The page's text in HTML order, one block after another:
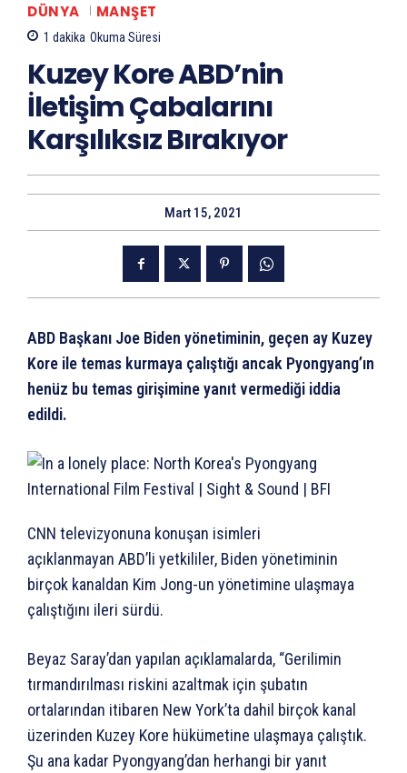
DÜNYA MANŞET
1 dakika Okuma Süresi
Kuzey Kore ABD’nin
İletişim Çabalarını
Karşılıksız Bırakıyor
Mart 15, 2021
ABD Başkanı Joe Biden yönetiminin, geçen ay Kuzey
Kore ile temas kurmaya çalıştığı ancak Pyongyang’ın
henüz bu temas girişimine yanıt vermediği iddia
edildi.
CNN televizyonuna konuşan isimleri
açıklanmayan ABD’li yetkililer, Biden yönetiminin
birçok kanaldan Kim Jong-un yönetimine ulaşmaya
çalıştığını ileri sürdü.
Beyaz Saray’dan yapılan açıklamalarda, “Gerilimin
tırmandırılması riskini azaltmak için şubatın
ortalarından itibaren New York’ta dahil birçok kanal
üzerinden Kuzey Kore hükümetine ulaşmaya çalıştık.
Şu ana kadar Pyongyang’dan herhangi bir yanıt